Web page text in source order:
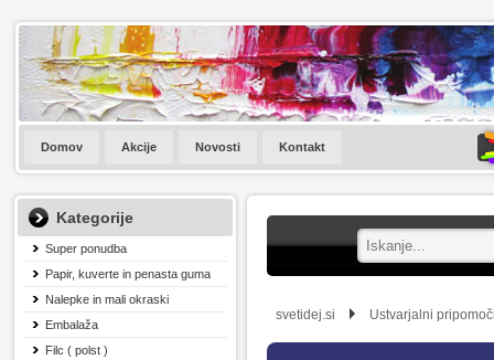
Domov Akcije Novosti Kontakt
Kategorije
Super ponudba
Papir, kuverte in penasta guma
Nalepke in mali okraski
Embalaža
Filc ( polst )
svetidej.si Ustvarjalni